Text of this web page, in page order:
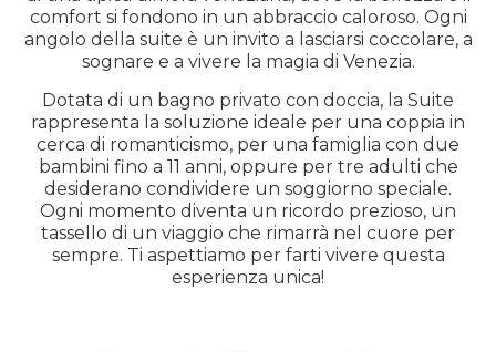
comfort si fondono in un abbraccio caloroso. Ogni
angolo della suite è un invito a lasciarsi coccolare, a
sognare e a vivere la magia di Venezia.
Dotata di un bagno privato con doccia, la Suite
rappresenta la soluzione ideale per una coppia in
cerca di romanticismo, per una famiglia con due
bambini fino a 11 anni, oppure per tre adulti che
desiderano condividere un soggiorno speciale.
Ogni momento diventa un ricordo prezioso, un
tassello di un viaggio che rimarrà nel cuore per
sempre. Ti aspettiamo per farti vivere questa
esperienza unica!